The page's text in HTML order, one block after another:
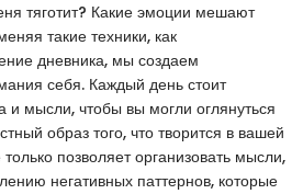
тяготит? Какие эмоции мешают
такие техники, как
дневника, мы создаем
себя. Каждый день стоит
и мысли, чтобы вы могли оглянуться
образ того, что творится в вашей
позволяет организовать мысли,
негативных паттернов, которые